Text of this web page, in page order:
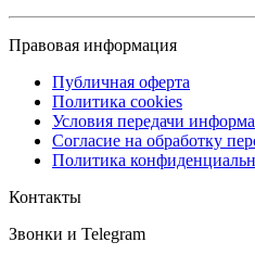
Правовая информация
Публичная оферта
Политика cookies
Условия передачи
Согласие на обработку
Политика
Контакты
Звонки и Telegram